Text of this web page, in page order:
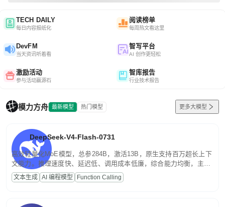
TECH DAILY
每日内容报纸化
阅读榜单
每周热文看这里
DevFM
当天资讯听着看
智写平台
AI 创作更轻松
激励活动
参与活动赢源石
智库报告
行业技术报告
模力方舟 最新模型 热门模型 更多大模型
DeepSeek-V4-Flash-0731
高效轻量化MoE模型，总参284B，激活13B，原生支持百万超长上下
文能力。推理速度快、延迟低、调用成本低廉，综合能力均衡，主打
高并发、轻量化任务，适合日常对话、内容创作、基础 RAG、批量
文案处理等普惠刚需场景。
文本生成 AI 编程模型 Function Calling